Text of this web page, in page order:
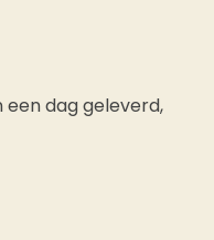
een dag geleverd,